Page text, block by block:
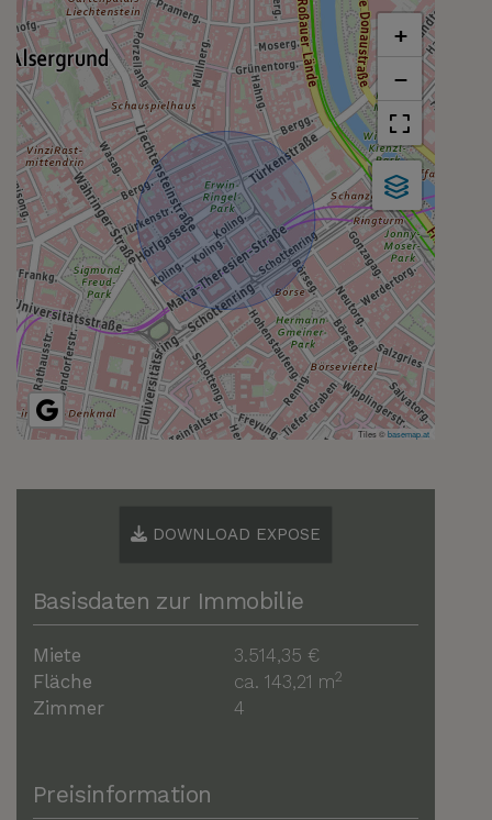
+
−
Tiles ©basemap.at
DOWNLOAD EXPOSE
Basisdaten zur Immobilie
Miete
3.514,35 €
Fläche
ca. 143,21 m2
Zimmer 4
Preisinformation